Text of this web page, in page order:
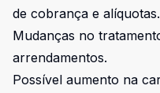
de cobrança e alíquotas.
Mudanças no
arrendamentos.
Possível aumento na